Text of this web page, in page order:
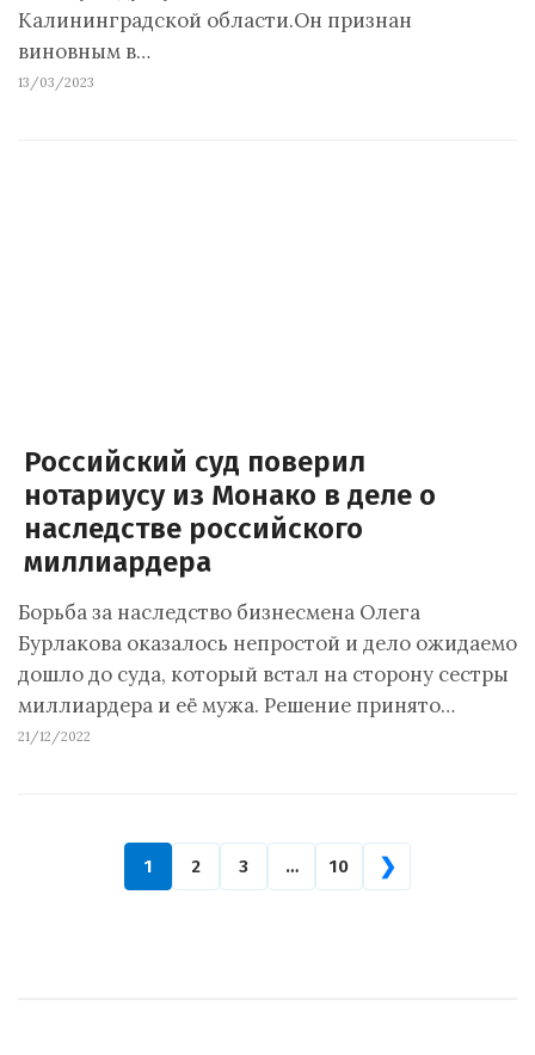
Калининградской области.Он признан
виновным в…
13/03/2023
Российский суд поверил
нотариусу из Монако в деле о
наследстве российского
миллиардера
Борьба за наследство бизнесмена Олега
Бурлакова оказалось непростой и дело ожидаемо
дошло до суда, который встал на сторону сестры
миллиардера и её мужа. Решение принято…
21/12/2022
1 2 3 … 10 ❯